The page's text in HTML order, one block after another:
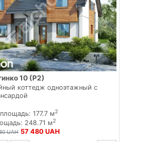
10 (Р2)
коттедж одноэтажный с
177.7 м2
248.71 м2
UAH 57 480 UAH